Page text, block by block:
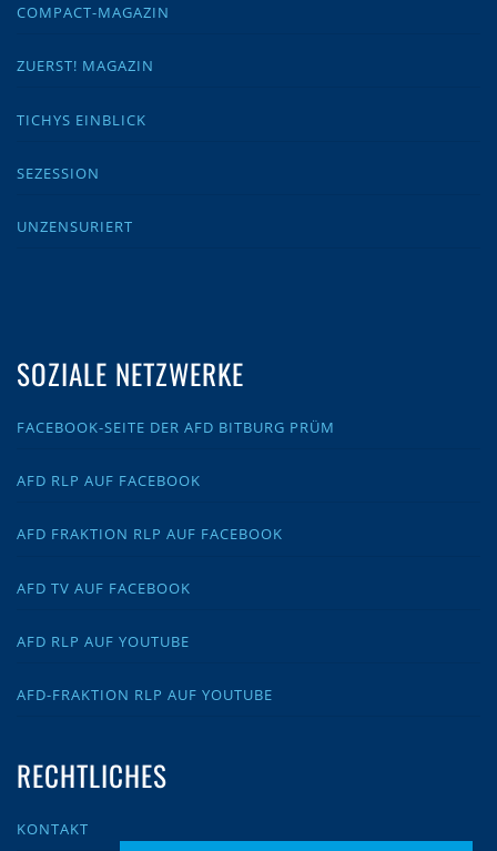
COMPACT-MAGAZIN
ZUERST! MAGAZIN
TICHYS EINBLICK
SEZESSION
UNZENSURIERT
SOZIALE NETZWERKE
FACEBOOK-SEITE DER AFD BITBURG PRÜM
AFD RLP AUF FACEBOOK
AFD FRAKTION RLP AUF FACEBOOK
AFD TV AUF FACEBOOK
AFD RLP AUF YOUTUBE
AFD-FRAKTION RLP AUF YOUTUBE
RECHTLICHES
KONTAKT